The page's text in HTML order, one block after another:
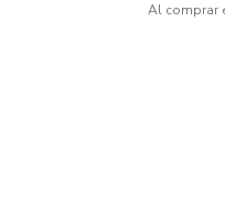
Al comprar